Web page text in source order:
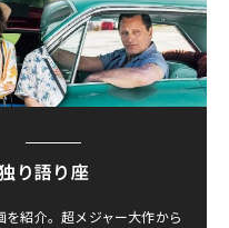
り語り座
紹介。超メジャー大作から